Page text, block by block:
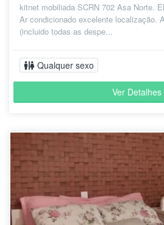
kitnet mobiliada SCRN 702 Asa Norte.
Ar condicionado excelente localização.
(incluido todas as despe...
Qualquer sexo
Ver Detalhes